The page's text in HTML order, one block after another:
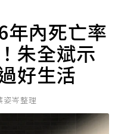
年內死亡率
朱全斌示
好生活
姿岑整理